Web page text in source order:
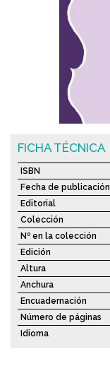
FICHA TÉCNICA
ISBN
Fecha de publicación
Editorial
Colección
Nº en la colección
Edición
Altura
Anchura
Encuadernación
Número de páginas
Idioma